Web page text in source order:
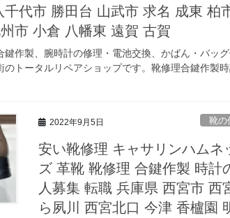
千代市 勝田台 山武市 求名 成東 柏
市 小倉 八幡東 遠賀 古賀
鍵作製、腕時計の修理・電池交換、かばん・バッ
のトータルリペアショップです。靴修理合鍵作製
2022年9月5日 靴の
安い靴修理 キャサリンハム
ズ 革靴 靴修理 合鍵作製 時計
人募集 転職 兵庫県 西宮市 西
ら夙川 西宮北口 今津 香櫨園